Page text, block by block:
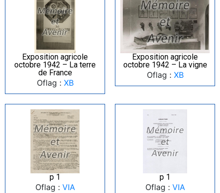
Exposition agricole
octobre 1942 – La terre
de France
Oflag : XB
Exposition agricole
octobre 1942 – La vigne
Oflag : XB
p 1
Oflag : VIA
p 1
Oflag : VIA